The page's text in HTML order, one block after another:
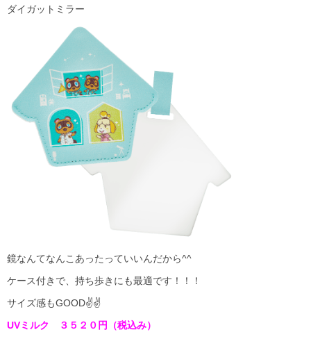
ダイガットミラー
鏡なんてなんこあったっていいんだから^^
ケース付きで、持ち歩きにも最適です！！！
サイズ感もGOOD✌✌
UVミルク ３５２０円（税込み）